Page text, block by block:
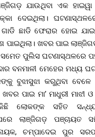
ଯାଉଥିବା ଏକ
ଦେଇଥିଲା।
ଛାଡି ଫେରାର ହୋଇ
ଖବର ପାଇ
ପୁଲିସ ଘଟଣାସ୍ଥଳରେ
ବନମାଳୀ ମେହେର ମଧ୍ୟ
ବୁଝାସୁଝା କରୁଥିବା ବେଳେ
ପାଇ ମା’ ମାଧୁରୀ ମାଝୀ ଓ
ଲୋକଙ୍କ ସହିତ
ଲାଞ୍ଜିଗଡ଼ ପଞ୍ଚାୟତ
ଚମ୍ପାଦେଇ ପୁର